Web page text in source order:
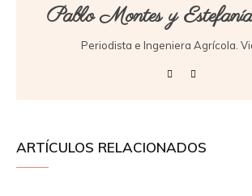
Pablo Montes y
Periodista e Ingeniera Agrícola.
ARTÍCULOS RELACIONADOS